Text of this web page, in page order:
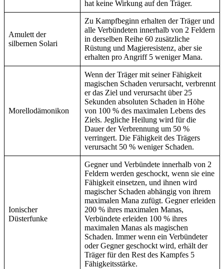
hat keine Wirkung auf den Träger.
Amulett der
silbernen Solari
Zu Kampfbeginn erhalten der Träger und
alle Verbündeten innerhalb von 2 Feldern
in derselben Reihe 60 zusätzliche
Rüstung und Magieresistenz, aber sie
erhalten pro Angriff 5 weniger Mana.
Morellodämonikon
Wenn der Träger mit seiner Fähigkeit
magischen Schaden verursacht, verbrennt
er das Ziel und verursacht über 25
Sekunden absoluten Schaden in Höhe
von 100 % des maximalen Lebens des
Ziels. Jegliche Heilung wird für die
Dauer der Verbrennung um 50 %
verringert. Die Fähigkeit des Trägers
verursacht 50 % weniger Schaden.
Ionischer
Düsterfunke
Gegner und Verbündete innerhalb von 2
Feldern werden geschockt, wenn sie eine
Fähigkeit einsetzen, und ihnen wird
magischer Schaden abhängig von ihrem
maximalen Mana zufügt. Gegner erleiden
200 % ihres maximalen Manas,
Verbündete erleiden 100 % ihres
maximalen Manas als magischen
Schaden. Immer wenn ein Verbündeter
oder Gegner geschockt wird, erhält der
Träger für den Rest des Kampfes 5
Fähigkeitsstärke.